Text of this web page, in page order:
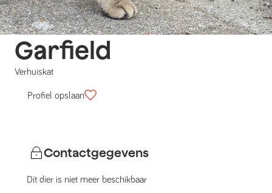
Garfield
Verhuiskat
Profiel opslaan
Contactgegevens
Dit dier is niet meer beschikbaar